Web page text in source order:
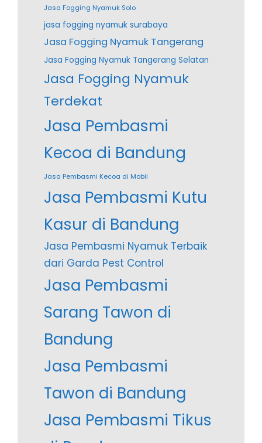
Jasa Fogging Nyamuk Solo
jasa fogging nyamuk surabaya
Jasa Fogging Nyamuk Tangerang
Jasa Fogging Nyamuk Tangerang Selatan
Jasa Fogging Nyamuk
Terdekat
Jasa Pembasmi
Kecoa di Bandung
Jasa Pembasmi Kecoa di Mobil
Jasa Pembasmi Kutu
Kasur di Bandung
Jasa Pembasmi Nyamuk Terbaik
dari Garda Pest Control
Jasa Pembasmi
Sarang Tawon di
Bandung
Jasa Pembasmi
Tawon di Bandung
Jasa Pembasmi Tikus